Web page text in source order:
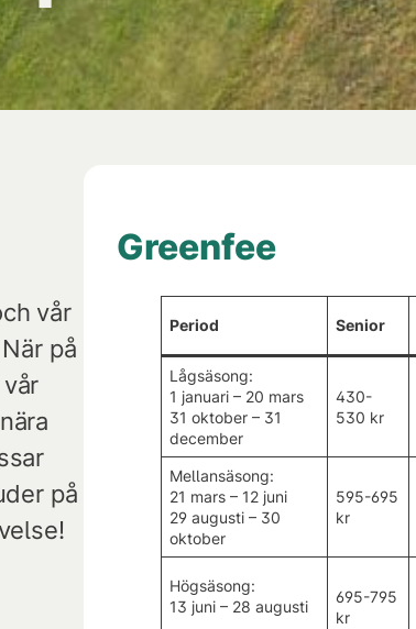
vår
på
på
Greenfee
Period Senior
Lågsäsong:
1 januari – 20 mars
31 oktober – 31
december
430-
530 kr
Mellansäsong:
21 mars – 12 juni
29 augusti – 30
oktober
595-695
kr
Högsäsong:
13 juni – 28 augusti
695-795
kr